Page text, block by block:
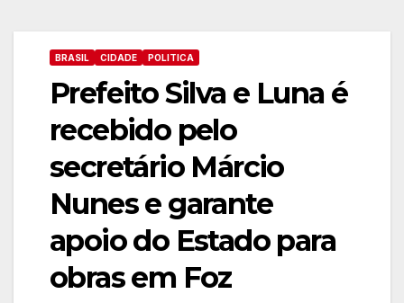
BRASIL CIDADE POLITICA
Prefeito Silva e Luna é
recebido pelo
secretário Márcio
Nunes e garante
apoio do Estado para
obras em Foz